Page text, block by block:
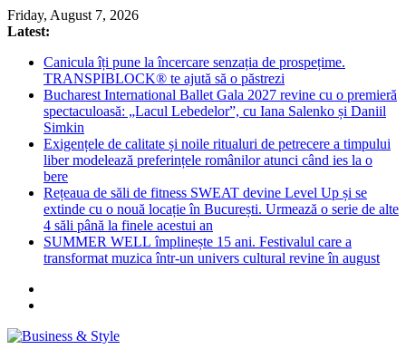
Skip
to
Friday, August 7, 2026
Latest:
Canicula îți pune la încercare senzația de prospețime.
TRANSPIBLOCK® te ajută să o păstrezi
Bucharest International Ballet Gala 2027 revine cu o premieră
spectaculoasă: „Lacul Lebedelor”, cu Iana Salenko și Daniil
Simkin
Exigențele de calitate și noile ritualuri de petrecere a timpului
liber modelează preferințele românilor atunci când ies la o
bere
Rețeaua de săli de fitness SWEAT devine Level Up și se
extinde cu o nouă locație în București. Urmează o serie de alte
4 săli până la finele acestui an
SUMMER WELL împlinește 15 ani. Festivalul care a
transformat muzica într-un univers cultural revine în august